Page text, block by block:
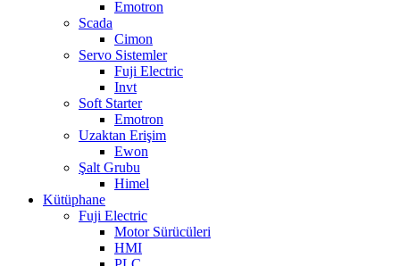
Emotron
Scada
Cimon
Servo Sistemler
Fuji Electric
Invt
Soft Starter
Emotron
Uzaktan Erişim
Ewon
Şalt Grubu
Himel
Kütüphane
Fuji Electric
Motor Sürücüleri
HMI